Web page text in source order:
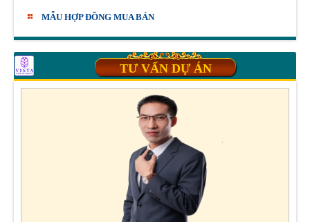
MẪU HỢP ĐỒNG MUA BÁN
TƯ VẤN DỰ ÁN